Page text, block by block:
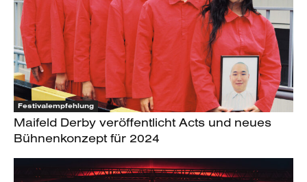
Festivalempfehlung
Maifeld Derby veröffentlicht Acts und neues
Bühnenkonzept für 2024